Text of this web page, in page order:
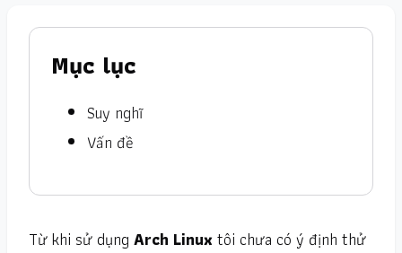
Mục lục
Suy nghĩ
Vấn đề
Từ khi sử dụng Arch Linuxtôi chưa có ý định thử